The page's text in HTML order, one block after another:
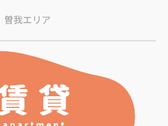
曽我エリア